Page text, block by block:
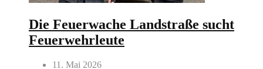
Die Feuerwache Landstraße sucht
Feuerwehrleute
11. Mai 2026